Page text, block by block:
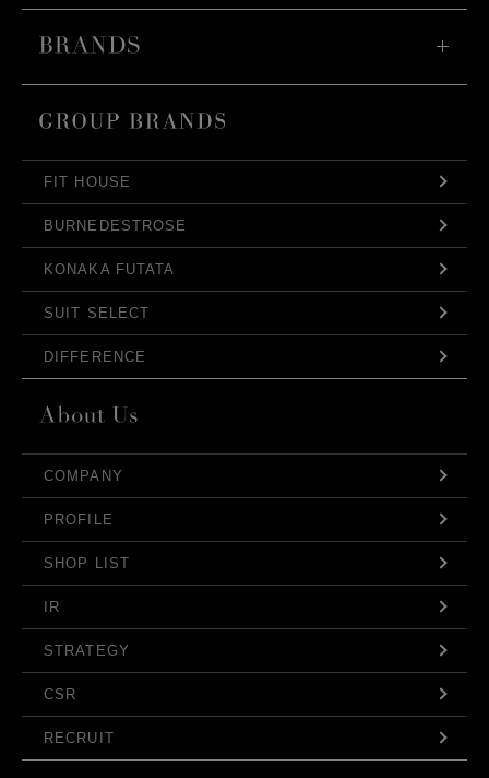
FIT HOUSE
BURNEDESTROSE
KONAKA FUTATA
SUIT SELECT
DIFFERENCE
COMPANY
PROFILE
SHOP LIST
IR
STRATEGY
CSR
RECRUIT